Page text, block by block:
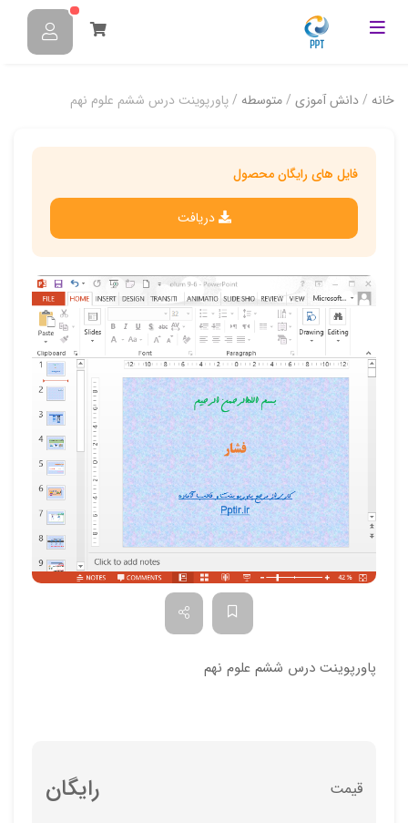
خانه /دانش آموزی /متوسطه / پاورپوینت درس ششم علوم نهم
فایل های رایگان محصول
دریافت
پاورپوینت درس ششم علوم نهم
رایگان